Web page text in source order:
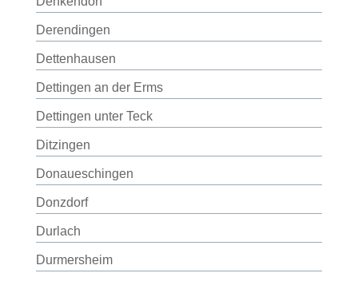
Derendingen
Dettenhausen
Dettingen an der Erms
Dettingen unter Teck
Ditzingen
Donaueschingen
Donzdorf
Durlach
Durmersheim